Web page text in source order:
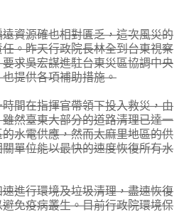
資源確也相對匱乏，這次風災的
。昨天行政院長林全到台東視察
求吳宏謀進駐台東災區協調中央
提供各項補助措施。
間在指揮官帶領下投入救災，由
然臺東大部分的道路清理已達一
水電供應，然而太麻里地區的供
單位能以最快的速度恢復所有水
進行環境及垃圾清理，盡速恢復
免疫病叢生。目前行政院環境保